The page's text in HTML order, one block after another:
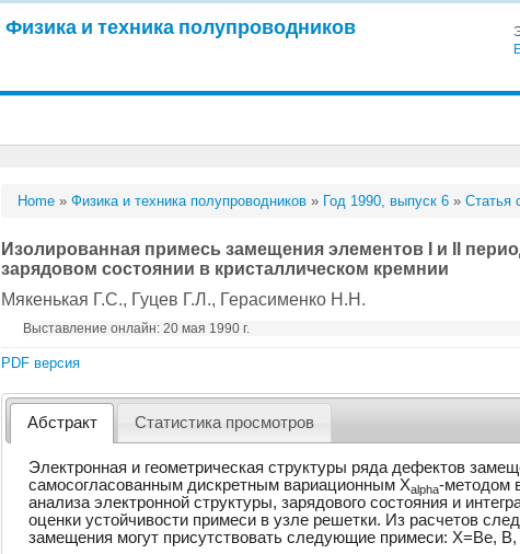
Физика и техника полупроводников
Home »Физика и техника полупроводников » Год 1990, выпуск 6 »Статья
Изолированная примесь замещения элементов I и II
зарядовом состоянии в кристаллическом кремнии
Мякенькая Г.С., Гуцев Г.Л., Герасименко Н.Н.
Выставление онлайн: 20 мая 1990 г.
PDF версия
Абстракт Статистика просмотров
Электронная и геометрическая структуры ряда дефектов
самосогласованным дискретным вариационным Xalpha-методом
анализа электронной структуры, зарядового состояния и
оценки устойчивости примеси в узле решетки. Из расчетов
замещения могут присутствовать следующие примеси: X=Be,